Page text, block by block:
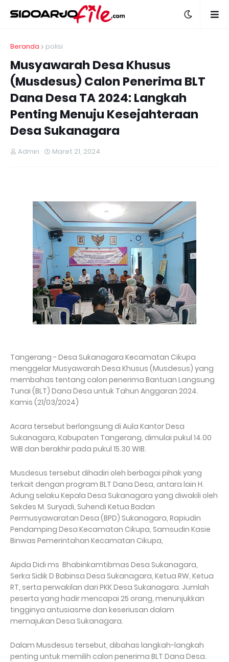
Beranda polisi
Musyawarah Desa Khusus
(Musdesus) Calon Penerima BLT
Dana Desa TA 2024: Langkah
Penting Menuju Kesejahteraan
Desa Sukanagara
Admin Maret 21, 2024
Tangerang - Desa Sukanagara Kecamatan Cikupa
menggelar Musyawarah Desa Khusus (Musdesus) yang
membahas tentang calon penerima Bantuan Langsung
Tunai (BLT) Dana Desa untuk Tahun Anggaran 2024.
Kamis (21/03/2024)
Acara tersebut berlangsung di Aula Kantor Desa
Sukanagara, Kabupaten Tangerang, dimulai pukul 14.00
WIB dan berakhir pada pukul 15.30 WIB.
Musdesus tersebut dihadiri oleh berbagai pihak yang
terkait dengan program BLT Dana Desa, antara lain H.
Adung selaku Kepala Desa Sukanagara yang diwakili oleh
Sekdes M. Suryadi, Suhendi Ketua Badan
Permusyawaratan Desa (BPD) Sukanagara, Rapiudin
Pendamping Desa Kecamatan Cikupa, Samsudin Kasie
Binwas Pemerintahan Kecamatan Cikupa,
Aipda Didi ms Bhabinkamtibmas Desa Sukanagara,
Serka Sidik D Babinsa Desa Sukanagara, Ketua RW, Ketua
RT, serta perwakilan dari PKK Desa Sukanagara. Jumlah
peserta yang hadir mencapai 25 orang, menunjukkan
tingginya antusiasme dan keseriusan dalam
memajukan Desa Sukanagara.
Dalam Musdesus tersebut, dibahas langkah-langkah
penting untuk memilih calon penerima BLT Dana Desa.